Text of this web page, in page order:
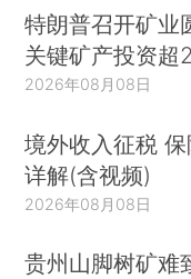
特朗普召开矿业
关键矿产投资超
2026年08月08日
境外收入征税
详解(含视频)
2026年08月08日
贵州山脚树矿难